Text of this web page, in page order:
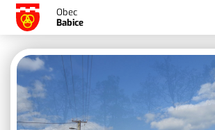
Obec
Babice